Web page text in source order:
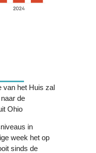
van het Huis zal
de
Ohio
in
week het op
sinds de